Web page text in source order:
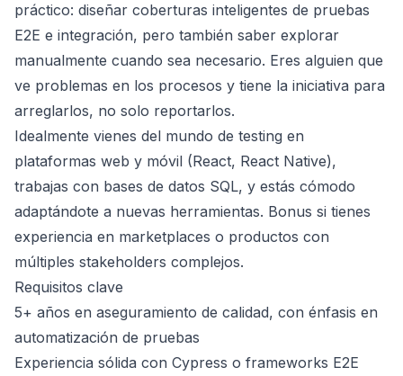
práctico: diseñar coberturas inteligentes de pruebas
E2E e integración, pero también saber explorar
manualmente cuando sea necesario. Eres alguien que
ve problemas en los procesos y tiene la iniciativa para
arreglarlos, no solo reportarlos.
Idealmente vienes del mundo de testing en
plataformas web y móvil (React, React Native),
trabajas con bases de datos SQL, y estás cómodo
adaptándote a nuevas herramientas. Bonus si tienes
experiencia en marketplaces o productos con
múltiples stakeholders complejos.
Requisitos clave
5+ años en aseguramiento de calidad, con énfasis en
automatización de pruebas
Experiencia sólida con Cypress o frameworks E2E